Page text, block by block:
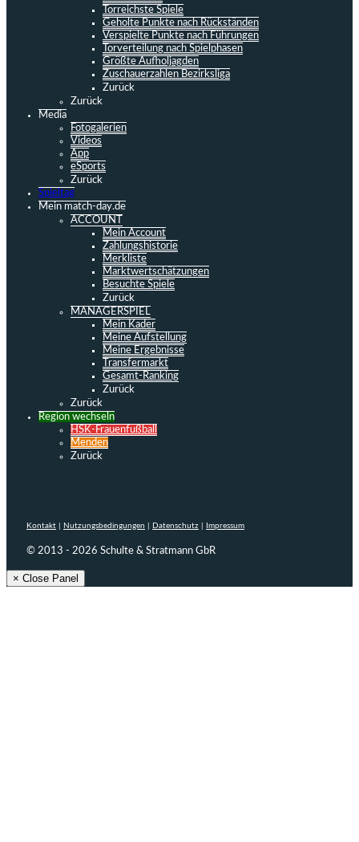
Torreichste Spiele
Geholte Punkte nach Rückständen
Verspielte Punkte nach Führungen
Torverteilung nach Spielphasen
Größte Aufholjagden
Zuschauerzahlen Bezirksliga
Zurück
Zurück
Media
Fotogalerien
Videos
App
eSports
Zurück
Spieltag
Mein match-day.de
ACCOUNT
Mein Account
Zahlungshistorie
Merkliste
Marktwertschätzungen
Besuchte Spiele
Zurück
MANAGERSPIEL
Mein Kader
Meine Aufstellung
Meine Ergebnisse
Transfermarkt
Gesamt-Ranking
Zurück
Zurück
Region wechseln
HSK-Frauenfußball
Menden
Zurück
Kontakt Nutzungsbedingungen Datenschutz Impressum
© 2013 - 2026 Schulte & Stratmann GbR
× Close Panel